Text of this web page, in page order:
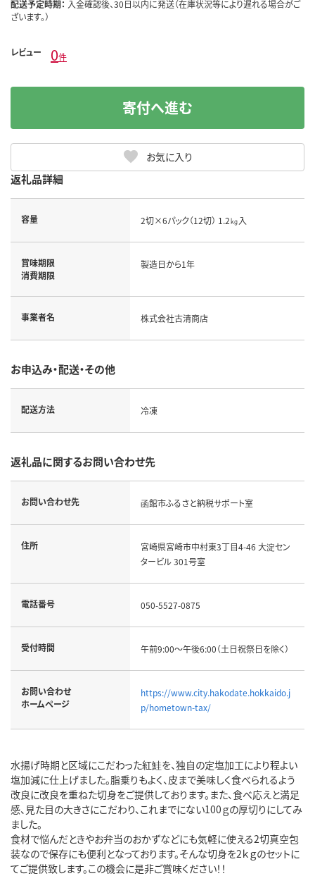
配送予定時期： 入金確認後、30日以内に発送（在庫状況等により遅れる場合がご
ざいます。）
レビュー 0件
お気に入り
寄付へ進む
返礼品詳細
容量 2切×6パック（12切） 1.2㎏入
賞味期限
消費期限
製造日から1年
事業者名 株式会社古清商店
お申込み・配送・その他
配送方法 冷凍
返礼品に関するお問い合わせ先
お問い合わせ先 函館市ふるさと納税サポート室
住所
宮崎県宮崎市中村東3丁目4-46 大淀セン
タービル 301号室
電話番号 050-5527-0875
受付時間 午前9:00～午後6:00（土日祝祭日を除く）
お問い合わせ
ホームページ
https://www.city.hakodate.hokkaido.j
p/hometown-tax/
水揚げ時期と区域にこだわった紅鮭を、独自の定塩加工により程よい
塩加減に仕上げました。脂乗りもよく、皮まで美味しく食べられるよう
改良に改良を重ねた切身をご提供しております。また、食べ応えと満足
感、見た目の大きさにこだわり、これまでにない100ｇの厚切りにしてみ
ました。
食材で悩んだときやお弁当のおかずなどにも気軽に使える2切真空包
装なので保存にも便利となっております。そんな切身を2ｋｇのセットに
てご提供致します。この機会に是非ご賞味ください！！